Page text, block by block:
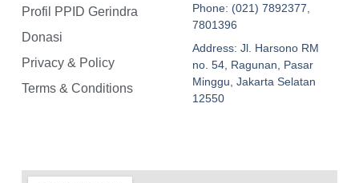
Profil PPID Gerindra
Donasi
Privacy & Policy
Terms & Conditions
Phone: (021) 7892377,
7801396
Address: Jl. Harsono RM
no. 54, Ragunan, Pasar
Minggu, Jakarta Selatan
12550